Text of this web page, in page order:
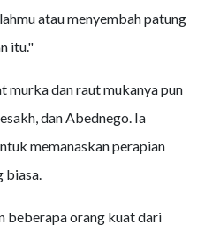
atau menyembah patung
itu."
murka dan raut mukanya pun
dan Abednego. Ia
memanaskan perapian
biasa.
beberapa orang kuat dari